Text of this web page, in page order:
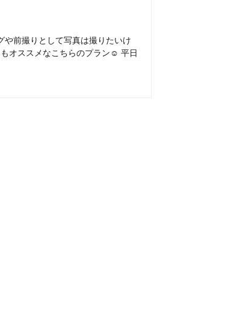
前撮りとして写真は撮りたいけ
オススメなこちらのプラン☺ 平日